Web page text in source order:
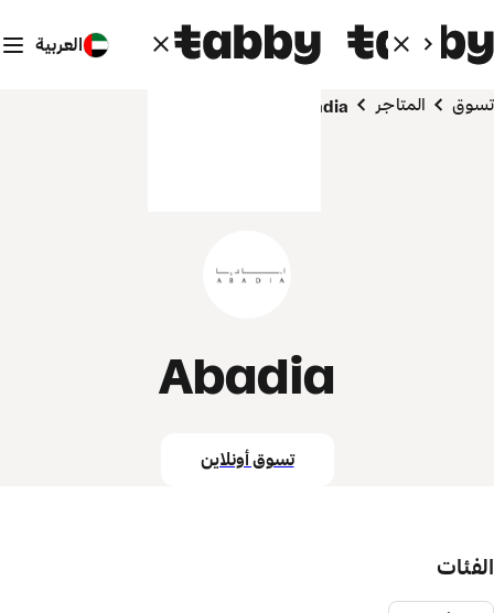
العربية
تسوق المتاجر Abadia
Abadia
تسوق أونلاين
الفئات